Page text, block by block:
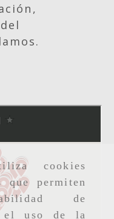
cookies
que permiten
de
el uso de la